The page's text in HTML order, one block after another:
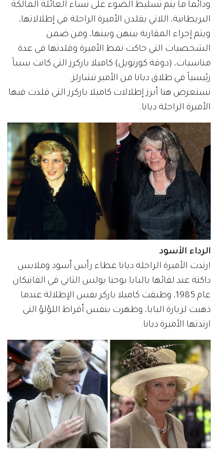
ودائماً ما يتم تسليط الضوء على نساء العائلة المالكة
البريطانية، اللاتي يقلدن الأميرة الراحلة في إطلالاتها،
ويتم إجراء المقارنة بينهن وبينها، ومن ضمن
الشخصيات التي حاكت نمط الأميرة وقلدتها في عدة
مناسبات، (دوقة كورنويل) كاميلا باركرز التي كانت سبباً
رئيسياً في طلاق ديانا من الأمير تشارلز.
نستعرض هنا أبرز إطلالات كاميلا باركرز التي قلدت فيها
الأميرة الراحلة ديانا.
الرداء الأسود
ارتدت الأميرة الراحلة ديانا غطاء رأس أسود وملابس
داكنة عند لقائها بالبابا يوحنا بولس الثاني في الفاتيكان
عام 1985، وطبقت كاميلا باركر نفس الإطلالة عندما
ذهبت لزيارة البابا، وظهرت بنفس أقراط اللؤلؤ التي
ارتدتها الأميرة ديانا.